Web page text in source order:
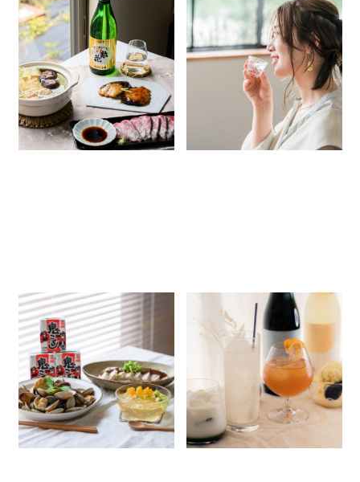
食品
グッズ
化粧品
コンテンツ
100年以上変わらない味。日本
盛「惣花」と楽しむ、冬の日本酒
ペアリングメニュー
2026.02.06
商品情報
簡単レシピ
店長ブログ
「日本酒＝太る」って本当？ほ
かのお酒との違いや、ダイエッ
ト中のおすすめレシピをご紹
2025.11.19
日本酒豆知識
簡単レシピ
「鬼ころし」で簡単＆美味しく作
れるアレンジレシピ4選！
2025.07.23
商品情報
簡単レシピ
店長ブログ
「Sakariシリーズ」にニューフ
ェイス登場！日本酒由来のリキ
ュールを使った、おすすめアレ
簡単レシピ
店長ブログ